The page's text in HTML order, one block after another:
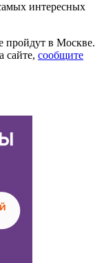
интересных
пройдут в Москве.
сайте, сообщите